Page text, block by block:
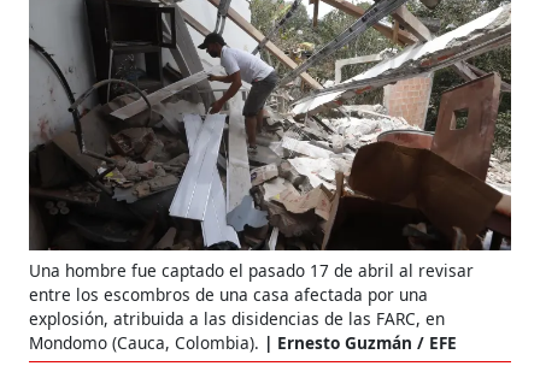
Una hombre fue captado el pasado 17 de abril al revisar
entre los escombros de una casa afectada por una
explosión, atribuida a las disidencias de las FARC, en
Mondomo (Cauca, Colombia).
Ernesto Guzmán / EFE